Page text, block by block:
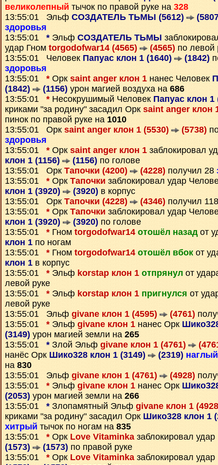
великолепный тычок по правой руке на 328
13:55:01 Эльф СОЗДАТЕЛЬ ТЬМЫ (5612)
здоровья
13:55:01 * Эльф СОЗДАТЕЛЬ ТЬМЫ
удар Гном torgodofwar14 (4565) (4565) по левой
13:55:01 Человек Папуас клон 1 (1640) (1842)
здоровья
13:55:01 * Орк saint anger клон 1 нанес Человек
(1842)
(1156) урон магией воздуха на 686
13:55:01 * Несокрушимый Человек Папуас клон 1
криками "за родину" засадил Орк saint anger клон
пинок по правой руке на 1010
13:55:01 Орк saint anger клон 1 (5530) (5738)
здоровья
13:55:01 * Орк saint anger клон 1 заблокировал
клон 1 (1156)
(1156) по голове
13:55:01 Орк Тапочки (4200) (4228) получил 28
13:55:01 * Орк Тапочки заблокировал удар
клон 1 (3920)
(3920) в корпус
13:55:01 Орк Тапочки (4228) (4346) получил
13:55:01 * Орк Тапочки заблокировал удар
клон 1 (3920)
(3920) по голове
13:55:01 * Гном torgodofwar14 отошёл назадот
клон 1 по ногам
13:55:01 * Гном torgodofwar14 отошёл вбок от
клон 1 в корпус
13:55:01 * Эльф korstap клон 1 отпрянул от
левой руке
13:55:01 * Эльф korstap клон 1 пригнулся от
левой руке
13:55:01 Эльф givane клон 1 (4595) (4761)
13:55:01 * Эльф givane клон 1 нанес Орк
(3149) урон магией земли на 265
13:55:01 * Злой Эльф givane клон 1 (4761)
нанёс Орк Шико328 клон 1 (3149) (2319) наглый
на 830
13:55:01 Эльф givane клон 1 (4761) (4928)
13:55:01 * Эльф givane клон 1 нанес Орк
(2053) урон магией земли на 266
13:55:01 * Злопамятный Эльф givane клон 1
криками "за родину" засадил Орк Шико328 клон 1
хитрый тычок по ногам на 835
13:55:01 * Орк Love Vitaminkaзаблокировал
(1573)
(1573) по правой руке
13:55:01 * Орк Love Vitaminkaзаблокировал